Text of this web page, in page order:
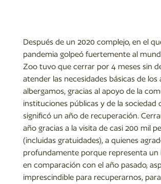
Después de un 2020 complejo, en el
pandemia golpeó fuertemente al
Zoo tuvo que cerrar por 4 meses sin
atender las necesidades básicas de los
albergamos, gracias al apoyo de la
instituciones públicas y de la sociedad
significó un año de recuperación.
año gracias a la visita de casi 200 mil
(incluidas gratuidades), a quienes
profundamente porque representa
en comparación con el año pasado,
imprescindible para recuperarnos,